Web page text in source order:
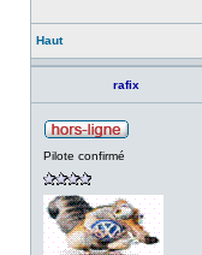
Haut
rafix
Pilote confirmé